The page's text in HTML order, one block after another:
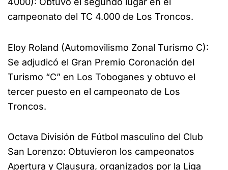
campeonato del TC 4.000 de Los Troncos.
Eloy Roland (Automovilismo Zonal Turismo C):
Se adjudicó el Gran Premio Coronación del
Turismo “C” en Los Toboganes y obtuvo el
tercer puesto en el campeonato de Los
Troncos.
Octava División de Fútbol masculino del Club
San Lorenzo: Obtuvieron los campeonatos
Apertura y Clausura, organizados por la Liga